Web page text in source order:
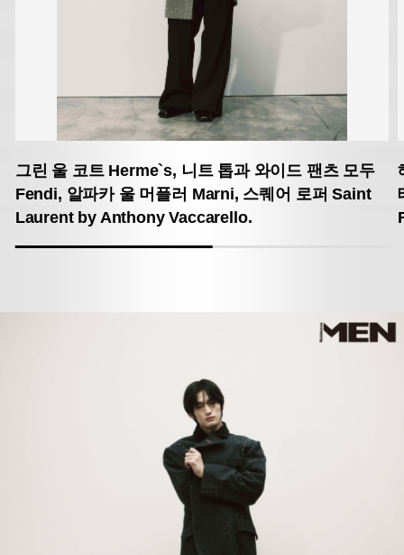
그린 울 코트 Herme`s, 니트 톱과 와이드 팬츠 모두
Fendi, 알파카 울 머플러 Marni, 스퀘어 로퍼 Saint
Laurent by Anthony Vaccarello.